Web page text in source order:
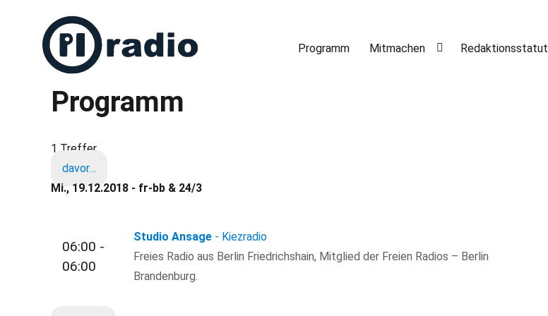
Freies Radio in Berlin
Programm Mitmachen Redaktionsstatut
Programm
1 Treffer
davor…
Mi., 19.12.2018 - fr-bb & 24/3
06:00 -
06:00
Studio Ansage - Kiezradio
Freies Radio aus Berlin Friedrichshain, Mitglied der Freien Radios – Berlin
Brandenburg.